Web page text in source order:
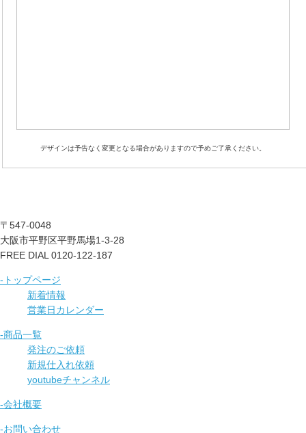
デザインは予告なく変更となる場合がありますので予めご了承ください。
〒547-0048
大阪市平野区平野馬場1-3-28
FREE DIAL 0120-122-187
-トップページ
新着情報
営業日カレンダー
-商品一覧
発注のご依頼
新規仕入れ依頼
youtubeチャンネル
-会社概要
-お問い合わせ